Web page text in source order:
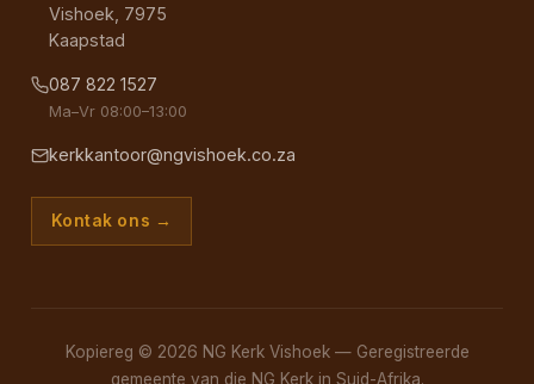
Vishoek, 7975
Kaapstad
087 822 1527
Ma–Vr 08:00–13:00
kerkkantoor@ngvishoek.co.za
Kontak ons →
Kopiereg © 2026 NG Kerk Vishoek — Geregistreerde
gemeente van die NG Kerk in Suid-Afrika.